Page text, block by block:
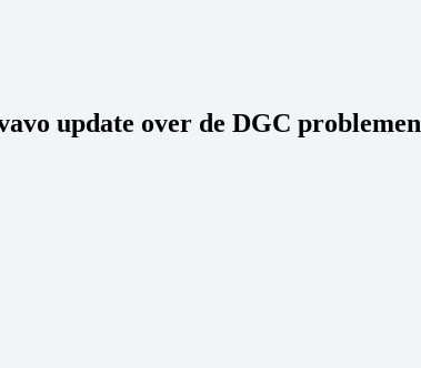
update over de DGC problemen